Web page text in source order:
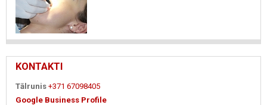
KONTAKTI
Tālrunis +371 67098405
Google Business Profile